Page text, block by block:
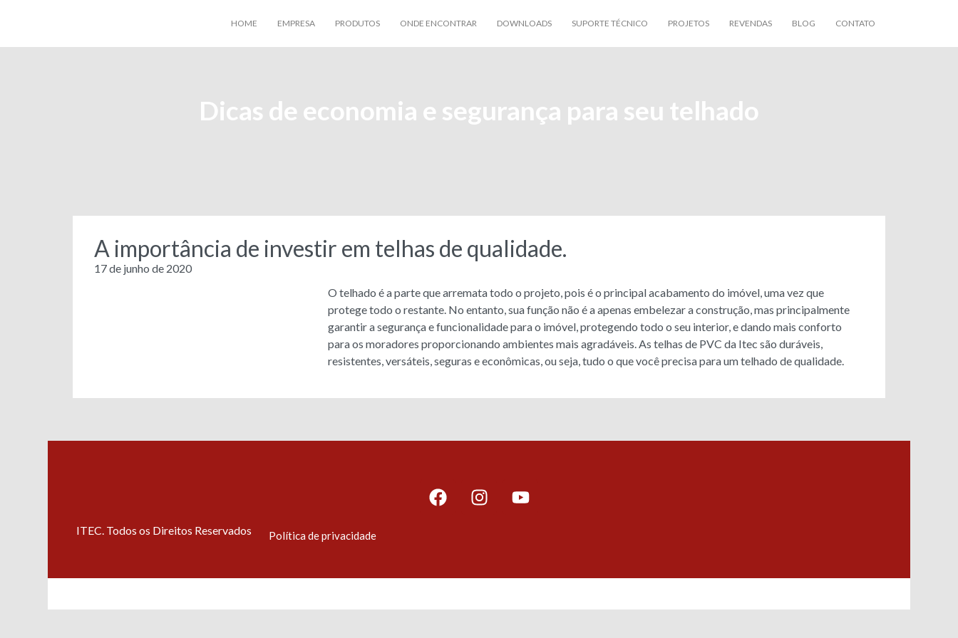
HOME EMPRESA PRODUTOS ONDE ENCONTRAR DOWNLOADS SUPORTE TÉCNICO PROJETOS REVENDAS BLOG CONTATO
Dicas de economia e segurança para seu telhado
A importância de investir em telhas de qualidade.
17 de junho de 2020
O telhado é a parte que arremata todo o projeto, pois é o principal acabamento do imóvel, uma vez que
protege todo o restante. No entanto, sua função não é a apenas embelezar a construção, mas principalmente
garantir a segurança e funcionalidade para o imóvel, protegendo todo o seu interior, e dando mais conforto
para os moradores proporcionando ambientes mais agradáveis. As telhas de PVC da Itec são duráveis,
resistentes, versáteis, seguras e econômicas, ou seja, tudo o que você precisa para um telhado de qualidade.
ITEC. Todos os Direitos Reservados Política de privacidade